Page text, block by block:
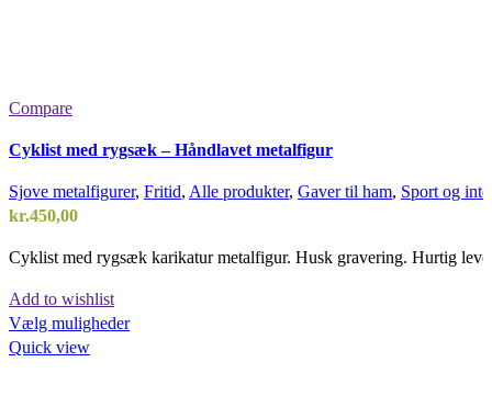
Compare
Cyklist med rygsæk – Håndlavet metalfigur
Sjove metalfigurer, Fritid, Alle produkter, Gaver til ham, Sport og
kr.450,00
Cyklist med rygsæk karikatur metalfigur. Husk gravering. Hurtig
Add to wishlist
Vælg mulighederDette
Quick view